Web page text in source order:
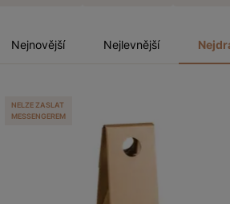
Nejnovější Nejlevnější
NELZE ZASLAT
MESSENGEREM